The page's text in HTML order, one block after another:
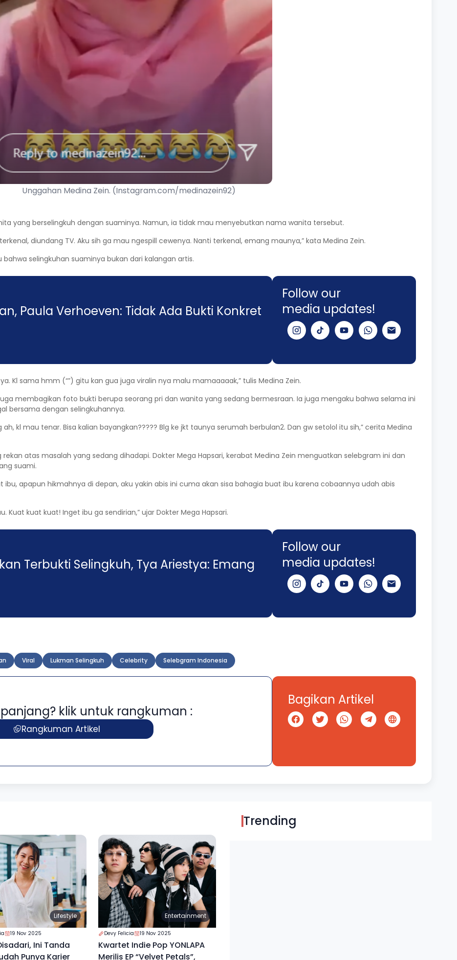
Unggahan Medina Zein. (Instagram.com/medinazein92)
yang berselingkuh dengan suaminya. Namun, ia tidak mau menyebutkan nama wanita tersebut.
diundang TV. Aku sih ga mau ngespill cewenya. Nanti terkenal, emang maunya,” kata Medina Zein.
selingkuhan suaminya bukan dari kalangan artis.
Paula Verhoeven: Tidak Ada Bukti Konkret
Follow our
media updates!
Kl sama hmm (“”) gitu kan gua juga viralin nya malu mamaaaaak,” tulis Medina Zein.
membagikan foto bukti berupa seorang pri dan wanita yang sedang bermesraan. Ia juga mengaku bahwa selama ini
bersama dengan selingkuhannya.
kl mau tenar. Bisa kalian bayangkan????? Blg ke jkt taunya serumah berbulan2. Dan gw setolol itu sih,” cerita Medina
atas masalah yang sedang dihadapi. Dokter Mega Hapsari, kerabat Medina Zein menguatkan selebgram ini dan
suami.
ibu, apapun hikmahnya di depan, aku yakin abis ini cuma akan sisa bahagia buat ibu karena cobaannya udah abis
Kuat kuat kuat! Inget ibu ga sendirian,” ujar Dokter Mega Hapsari.
Terbukti Selingkuh, Tya Ariestya: Emang
Follow our
media updates!
Viral Lukman Selingkuh Celebrity Selebgram Indonesia
klik untuk rangkuman :
Rangkuman Artikel
Bagikan Artikel
Lifestyle
19 Nov 2025
Ini Tanda
Punya Karier
Entertainment
Devy Felicia 19 Nov 2025
Kwartet Indie Pop YONLAPA
Merilis EP “Velvet Petals”,
Trending